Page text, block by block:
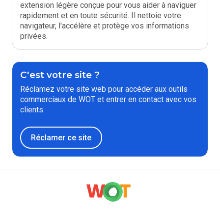
extension légère conçue pour vous aider à naviguer
rapidement et en toute sécurité. Il nettoie votre
navigateur, l'accélère et protège vos informations
privées.
C'est votre site ?
Réclamez votre site web pour accéder aux outils
commerciaux de WOT et entrer en contact avec vos
clients.
Réclamer ce site